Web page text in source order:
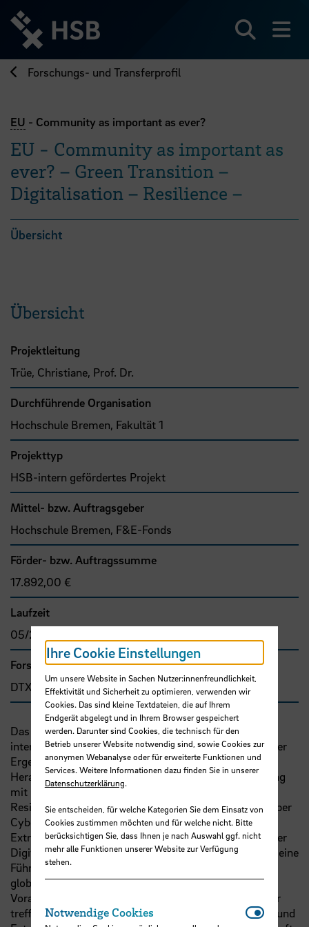
zum
Seiteninhalt
springen
Forschungs- und Transferprofil
EU - Community as important as ever?
EU - Community as important as
ever? – Green Transition –
Digitalisation – Resilience –
Übersicht
Übersicht
Projektleitung
Trüe, Christiane, Prof. Dr.
Durchführende Organisation
Hochschule Bremen, Fakultät 1
Projekttyp
HSB-intern gefördertes Projekt
Mittel- bzw. Auftragsgeber
Hochschule Bremen, F&E-Fonds
Förder- bzw. Auftragssumme
17.892,00 €
Laufzeit
05/2025 - 12/2026
Forschungs- und Transfercluster
DTX
Das Forschungsprojekt adressiert mit einer
internationalen Konferenz und der Veröffentlichung ihrer
Ergebnisse in einem Konferenzband die aktuellen
Herausforderungen an dieEU: Nachhaltige Entwicklung
mit Klimaneutralität bis 2050, Digitalisierung und
Resilienz, von der Sicherheit von Energieversorgung über
Cybersicherheit bis zu gemeinsamer Verteidigung.
Extremwetterphänomene, das rasante Fortschreiten der
Digitalisierung, bei dem dieEUeher hinterherhinkt als eine
Führungsrolle einzunehmen, und die Bedrohung der
globalen Sicherheitsarchitektur durch das einseitige
Voranstellen der eigenen Interessen auf Kosten anderer
treffen die Clusterthemen von Dynamik, Spannungen und
Ihre Cookie Einstellungen
Um unsere Website in Sachen Nutzer:innenfreundlichkeit,
Effektivität und Sicherheit zu optimieren, verwenden wir
Cookies. Das sind kleine Textdateien, die auf Ihrem
Endgerät abgelegt und in Ihrem Browser gespeichert
werden. Darunter sind Cookies, die technisch für den
Betrieb unserer Website notwendig sind, sowie Cookies zur
anonymen Webanalyse oder für erweiterte Funktionen und
Services. Weitere Informationen dazu finden Sie in unserer
Datenschutzerklärung.
Sie entscheiden, für welche Kategorien Sie dem Einsatz von
Cookies zustimmen möchten und für welche nicht. Bitte
berücksichtigen Sie, dass Ihnen je nach Auswahl ggf. nicht
mehr alle Funktionen unserer Website zur Verfügung
stehen.
Notwendige Cookies